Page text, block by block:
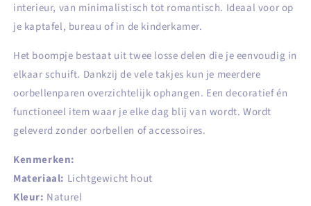
interieur, van minimalistisch tot romantisch. Ideaal voor op
je kaptafel, bureau of in de kinderkamer.
Het boompje bestaat uit twee losse delen die je eenvoudig in
elkaar schuift. Dankzij de vele takjes kun je meerdere
oorbellenparen overzichtelijk ophangen. Een decoratief én
functioneel item waar je elke dag blij van wordt. Wordt
geleverd zonder oorbellen of accessoires.
Kenmerken:
Materiaal: Lichtgewicht hout
Kleur: Naturel